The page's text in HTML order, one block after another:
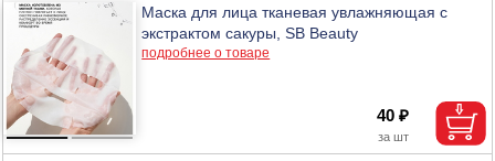
Маска для лица тканевая увлажняющая с
экстрактом сакуры, SB Beauty
подробнее о товаре
40 ₽